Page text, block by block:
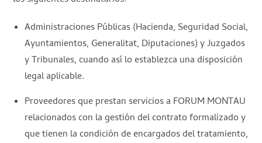
Administraciones Públicas (Hacienda, Seguridad Social,
Ayuntamientos, Generalitat, Diputaciones) y Juzgados
y Tribunales, cuando así lo establezca una disposición
legal aplicable.
Proveedores que prestan servicios a FORUM MONTAU
relacionados con la gestión del contrato formalizado y
que tienen la condición de encargados del tratamiento,